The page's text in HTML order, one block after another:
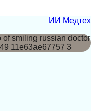
ИИ Медтех